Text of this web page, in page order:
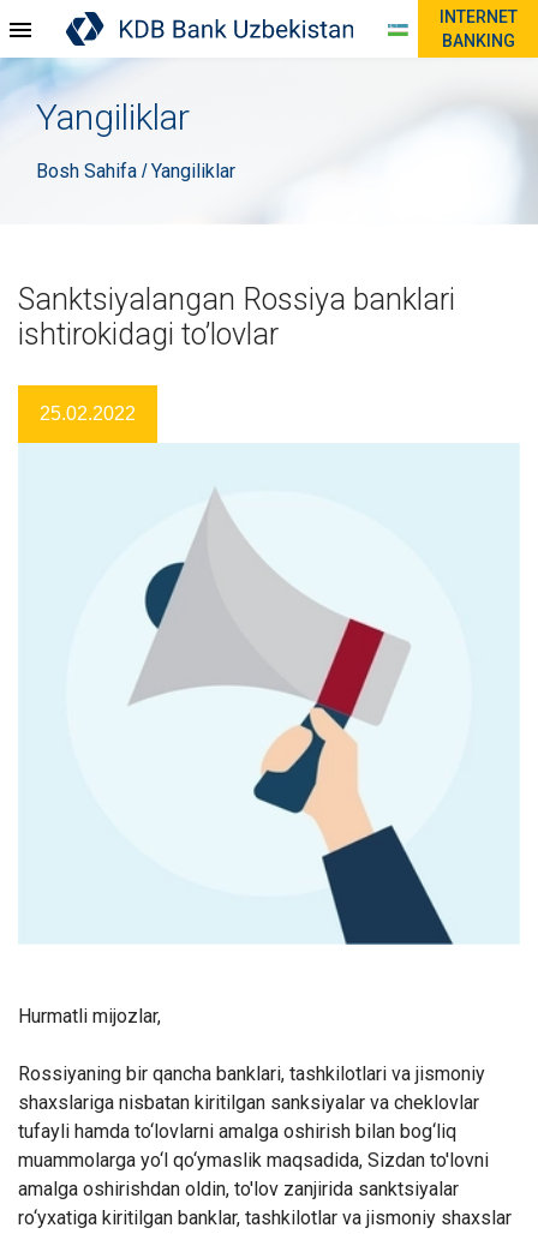
INTERNET
BANKING
Yangiliklar
Bosh Sahifa /Yangiliklar
Sanktsiyalangan Rossiya banklari
ishtirokidagi to’lovlar
25.02.2022
Hurmatli mijozlar,
Rossiyaning bir qancha banklari, tashkilotlari va jismoniy
shaxslariga nisbatan kiritilgan sanksiyalar va cheklovlar
tufayli hamda to‘lovlarni amalga oshirish bilan bog‘liq
muammolarga yo‘l qo‘ymaslik maqsadida, Sizdan to'lovni
amalga oshirishdan oldin, to'lov zanjirida sanktsiyalar
ro‘yxatiga kiritilgan banklar, tashkilotlar va jismoniy shaxslar